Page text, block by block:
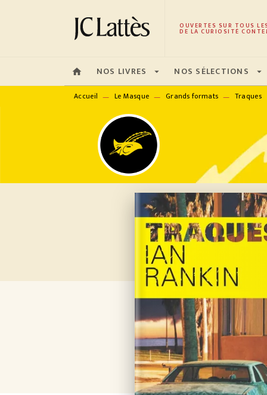
MENU RECHERCHE CONTENU
OUVERTES SUR TOUS
DE LA CURIOSITÉ
home NOS LIVRES arrow_drop_down NOS SÉLECTIONS arrow_drop_down
Accueil — Le Masque — Grands formats — Traques